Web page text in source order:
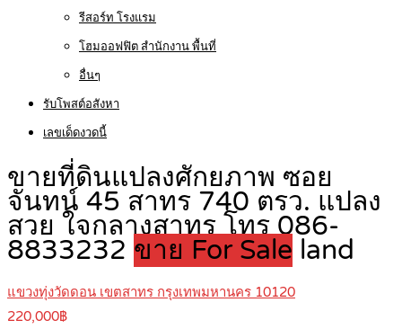
รีสอร์ท โรงแรม
โฮมออฟฟิต สำนักงาน พื้นที่
อื่นๆ
รับโพสต์อสังหา
เลขเด็ดงวดนี้
ขายที่ดินแปลงศักยภาพ ซอย
จันทน์ 45 สาทร 740 ตรว. แปลง
สวย ใจกลางสาทร โทร 086-
8833232 ขาย For Sale land
แขวงทุ่งวัดดอน เขตสาทร กรุงเทพมหานคร 10120
220,000฿